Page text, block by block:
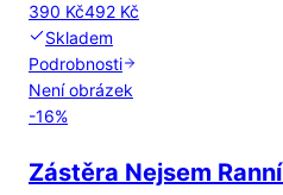
390 Kč492 Kč
Skladem
Podrobnosti
Není obrázek
-16%
Zástěra Nejsem